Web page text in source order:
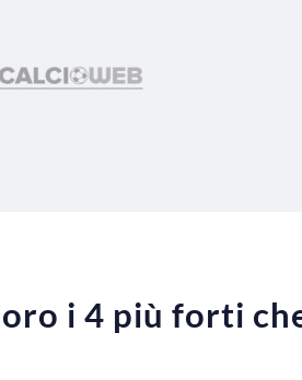
i 4 più forti